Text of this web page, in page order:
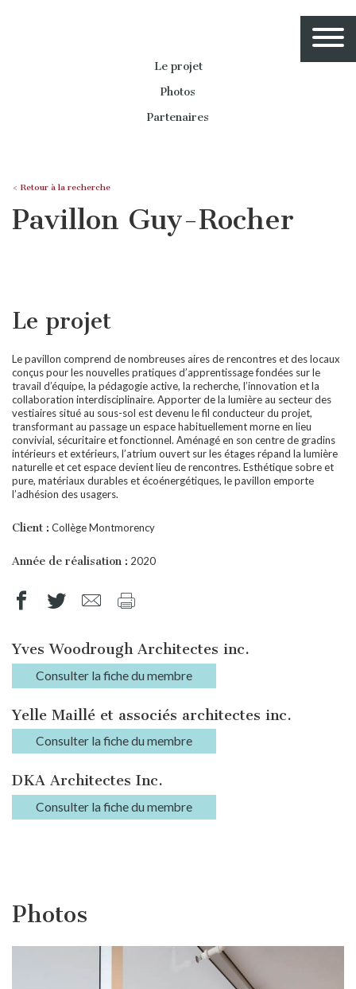
Le projet
Photos
Partenaires
< Retour à la recherche
Pavillon Guy-Rocher
Le projet
Le pavillon comprend de nombreuses aires de rencontres et des locaux
conçus pour les nouvelles pratiques d’apprentissage fondées sur le
travail d’équipe, la pédagogie active, la recherche, l’innovation et la
collaboration interdisciplinaire. Apporter de la lumière au secteur des
vestiaires situé au sous-sol est devenu le fil conducteur du projet,
transformant au passage un espace habituellement morne en lieu
convivial, sécuritaire et fonctionnel. Aménagé en son centre de gradins
intérieurs et extérieurs, l’atrium ouvert sur les étages répand la lumière
naturelle et cet espace devient lieu de rencontres. Esthétique sobre et
pure, matériaux durables et écoénergétiques, le pavillon emporte
l’adhésion des usagers.
Client : Collège Montmorency
Année de réalisation : 2020
Yves Woodrough Architectes inc.
Consulter la fiche du membre
Yelle Maillé et associés architectes inc.
Consulter la fiche du membre
DKA Architectes Inc.
Consulter la fiche du membre
Photos